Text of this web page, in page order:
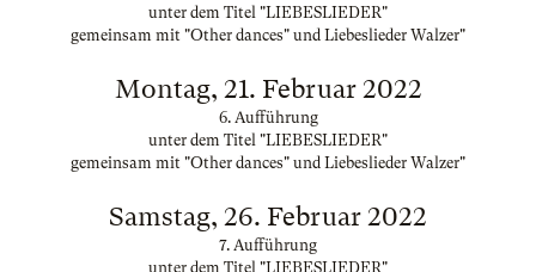
unter dem Titel "LIEBESLIEDER"
gemeinsam mit "Other dances" und Liebeslieder Walzer"
Montag, 21. Februar 2022
6. Aufführung
unter dem Titel "LIEBESLIEDER"
gemeinsam mit "Other dances" und Liebeslieder Walzer"
Samstag, 26. Februar 2022
7. Aufführung
unter dem Titel "LIEBESLIEDER"